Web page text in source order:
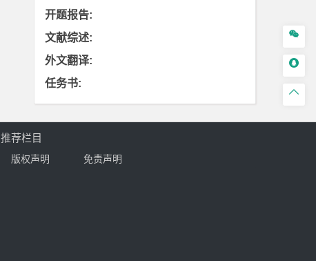
开题报告:
文献综述:
外文翻译:
任务书:



推荐栏目
版权声明 免责声明